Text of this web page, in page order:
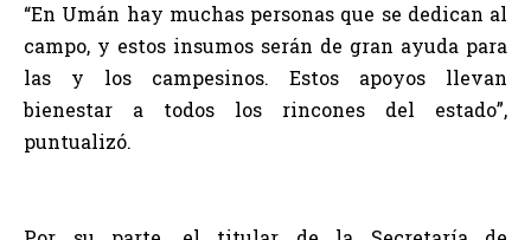
“En Umán hay muchas personas que se dedican al
campo, y estos insumos serán de gran ayuda para
las y los campesinos. Estos apoyos llevan
bienestar a todos los rincones del estado”,
puntualizó.